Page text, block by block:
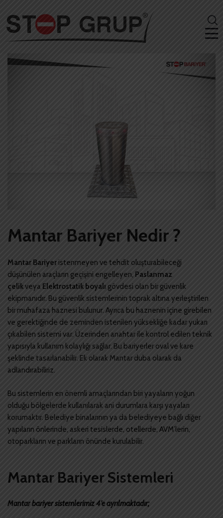
Mantar Bariyer Nedir ?
Mantar Bariyeristenmeyen ve tehdit oluşturabileceği
düşünülen araçların geçişini engelleyen, Paslanmaz
çelikveya Elektrostatik boyalı gövdesi olan bir güvenlik
ekipmanıdır. Bu güvenlik sistemlerinin toprak altına yerleştirilen
bir muhafaza haznesi bulunur. Ayrıca bu haznenin içine girebilen
ve gerektiğinde de zeminden istenilen yüksekliğe kadar yukarı
çıkabilen sistemi var. Üzerinden anahtar ile kontrol edilen teknik
yapısıyla kullanım kolaylığı sağlar. Bu bariyerler oval ve kare
şeklinde tasarlanabilir. Ek olarak Mantar duba olarak da
adlandırabiliriz.
Bu sistemlerin en önemli amaçlarından biri yayaların yoğun
olduğu bölgelerde kullanılarak ani durumlara karşı yayaları
korumaktır. Belediye binalarının ya da belediyeye bağlı diğer
yapıların önlerinde, askeri tesislerde, otellerde, AVM’lerin,
otoparkların ve parkların önünde kurulabilir.
Mantar Bariyer Sistemleri
Mantar bariyer sistemlerimiz 4’e ayrılmaktadır;